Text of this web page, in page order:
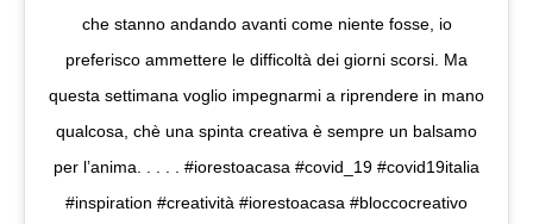
che stanno andando avanti come niente fosse, io
preferisco ammettere le difficoltà dei giorni scorsi. Ma
questa settimana voglio impegnarmi a riprendere in mano
qualcosa, chè una spinta creativa è sempre un balsamo
per l’anima. . . . . #iorestoacasa #covid_19 #covid19italia
#inspiration #creatività #iorestoacasa #bloccocreativo